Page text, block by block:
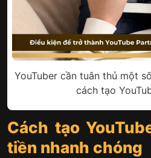
YouTuber cần tuân thủ một
cách tạo
Cách tạo
tiền nhanh chóng